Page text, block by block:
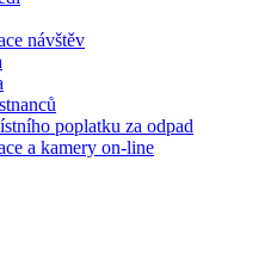
návštěv
poplatku za odpad
a kamery on-line